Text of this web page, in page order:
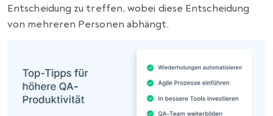
Entscheidung zu treffen, wobei diese Entscheidung
von mehreren Personen abhängt.